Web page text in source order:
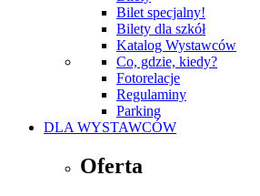
Bilet specjalny!
Bilety dla szkół
Katalog Wystawców
Co, gdzie, kiedy?
Fotorelacje
Regulaminy
Parking
DLA WYSTAWCÓW
Oferta